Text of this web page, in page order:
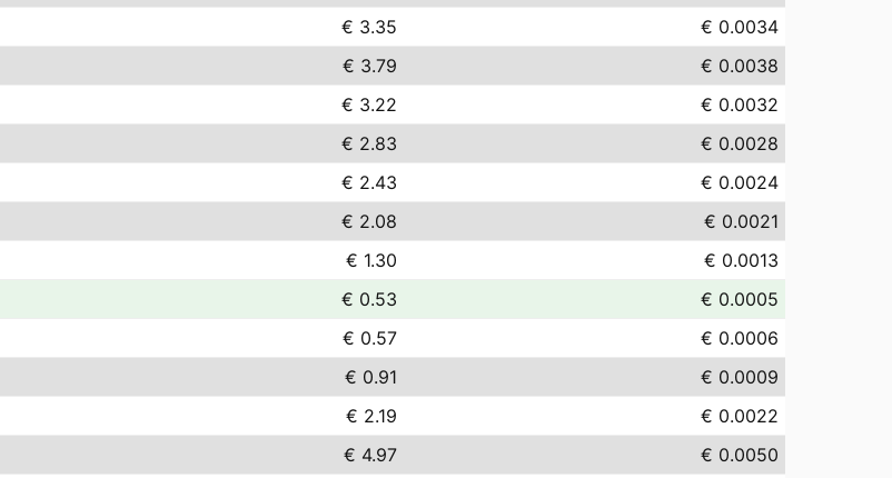
€ 3.35
€ 0.0034
€ 3.79
€ 0.0038
€ 3.22
€ 0.0032
€ 2.83
€ 0.0028
€ 2.43
€ 0.0024
€ 2.08
€ 0.0021
€ 1.30
€ 0.0013
€ 0.53
€ 0.0005
€ 0.57
€ 0.0006
€ 0.91
€ 0.0009
€ 2.19
€ 0.0022
€ 4.97
€ 0.0050